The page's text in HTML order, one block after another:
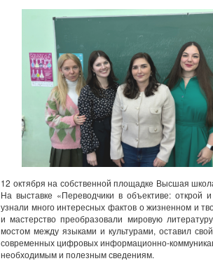
12 октября на собственной площадке Высшая
На выставке «Переводчики в объективе: открой
узнали много интересных фактов о жизненном и
и мастерство преобразовали мировую
мостом между языками и культурами, оставил
современных цифровых информационно-
необходимым и полезным сведениям.